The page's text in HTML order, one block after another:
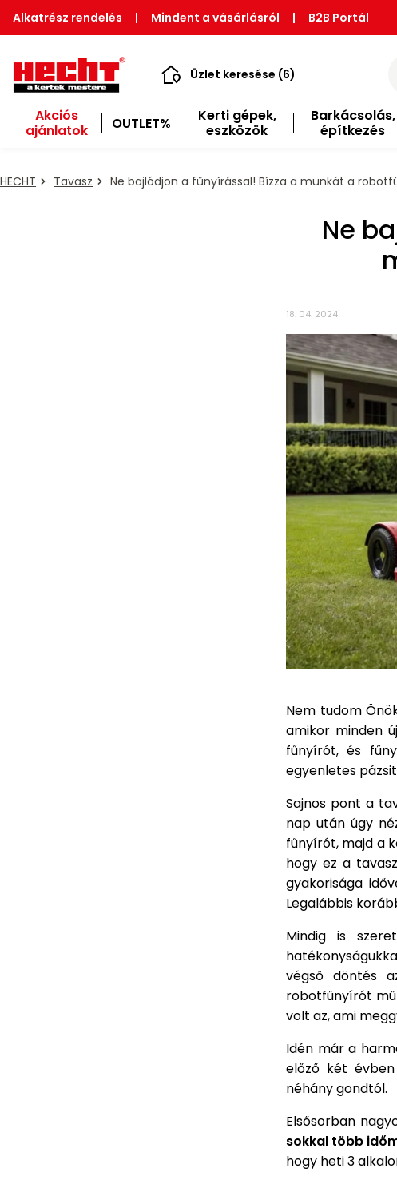
Alkatrész rendelés | Mindent a vásárlásról | B2B Portál
Üzlet keresése (6)
Akciós
ajánlatok
OUTLET%
Kerti gépek,
eszközök
Barkácsolás,
építkezés
HECHT Tavasz Ne bajlódjon a fűnyírással! Bízza a munkát a
Ne
18. 04. 2024
Nem tudom
amikor minden
fűnyírót, és
egyenletes
Sajnos pont a
nap után úgy
fűnyírót, majd a
hogy ez a
gyakorisága
Legalábbis
Mindig is
végső döntés
robotfűnyírót
volt az, ami
Idén már a
előző két
néhány gondtól.
Elsősorban
sokkal több
hogy heti 3